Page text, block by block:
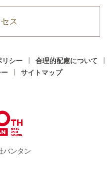
ス
リシー
合理的配慮について
サイトマップ
バンタン